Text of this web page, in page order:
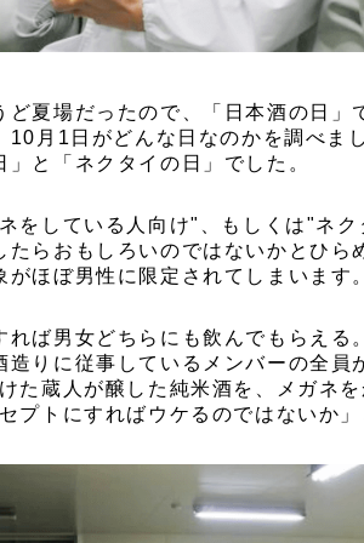
ど夏場だったので、「日本酒の日」
10月1日がどんな日なのかを調べま
」と「ネクタイの日」でした。
をしている人向け"、もしくは"ネ
たらおもしろいのではないかとひら
がほぼ男性に限定されてしまいます。
れば男女どちらにも飲んでもらえる
造りに従事しているメンバーの全員
た蔵人が醸した純米酒を、メガネ
プトにすればウケるのではないか」